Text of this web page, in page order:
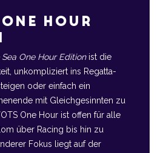
One Hour
One Hour Editionist die
unkompliziert ins Regatta-
oder einfach ein
mit Gleichgesinnten zu
One Hour ist offen für alle
über Racing bis hin zu
Fokus liegt auf der